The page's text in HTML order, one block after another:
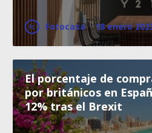
Fotocasa · 18 enero
El porcentaje de
por británicos en
12% tras el Brexit